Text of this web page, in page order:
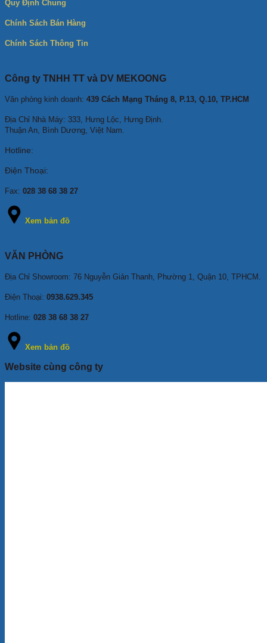
Quy Định Chung
Chính Sách Bán Hàng
Chính Sách Thông Tin
Công ty TNHH TT và DV MEKOONG
Văn phòng kinh doanh: 439 Cách Mạng Tháng 8, P.13, Q.10, TP.HCM
Địa Chỉ Nhà Máy: 333, Hưng Lộc, Hưng Định.
Thuận An, Bình Dương, Việt Nam.
Hotline:
Điện Thoại:
Fax: 028 38 68 38 27
Xem bản đồ
VĂN PHÒNG
Địa Chỉ Showroom: 76 Nguyễn Giản Thanh, Phường 1, Quận 10, TPHCM
Điện Thoại: 0938.629.345
Hotline: 028 38 68 38 27
Xem bản đồ
Website cùng công ty